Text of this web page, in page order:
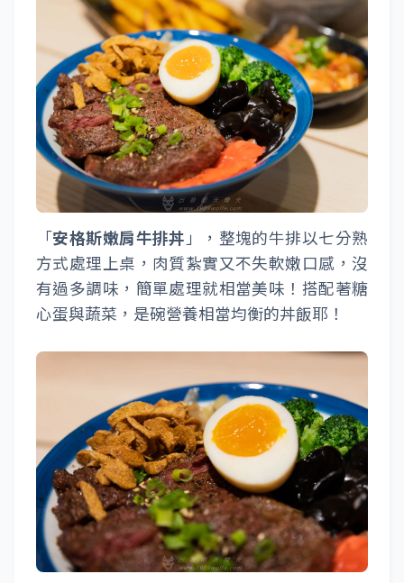
「安格斯嫩肩牛排丼 」，整塊的牛排以七分熟
方式處理上桌，肉質紮實又不失軟嫩口感，沒
有過多調味，簡單處理就相當美味！搭配著糖
心蛋與蔬菜，是碗營養相當均衡的丼飯耶！